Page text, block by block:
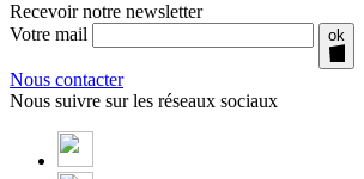
Recevoir notre newsletter
Votre mail
ok
Nous contacter
Nous suivre sur les réseaux sociaux